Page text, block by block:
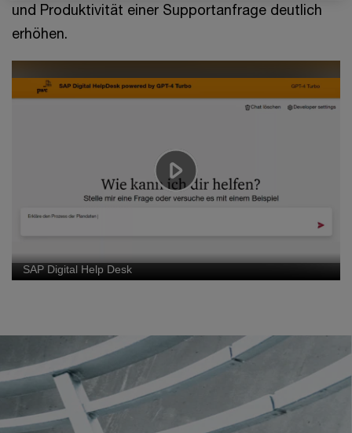
und Produktivität einer Supportanfrage deutlich
erhöhen.